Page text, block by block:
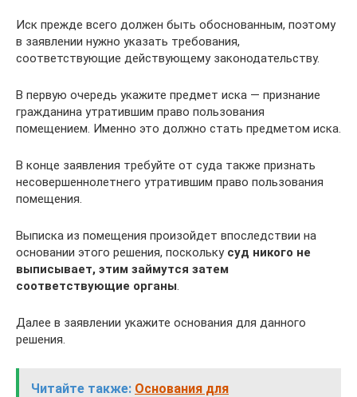
Иск прежде всего должен быть обоснованным, поэтому
в заявлении нужно указать требования,
соответствующие действующему законодательству.
В первую очередь укажите предмет иска — признание
гражданина утратившим право пользования
помещением. Именно это должно стать предметом иска.
В конце заявления требуйте от суда также признать
несовершеннолетнего утратившим право пользования
помещения.
Выписка из помещения произойдет впоследствии на
основании этого решения, поскольку суд никого не
выписывает, этим займутся затем
соответствующие органы
Далее в заявлении укажите основания для данного
решения.
Читайте также: Основания для